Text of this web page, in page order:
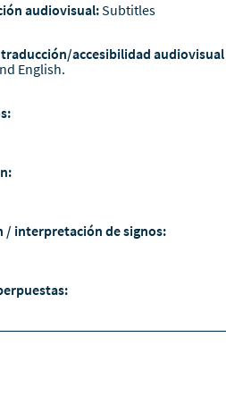
audiovisual:Subtitles
accesibilidad
English.
/ interpretación de signos: